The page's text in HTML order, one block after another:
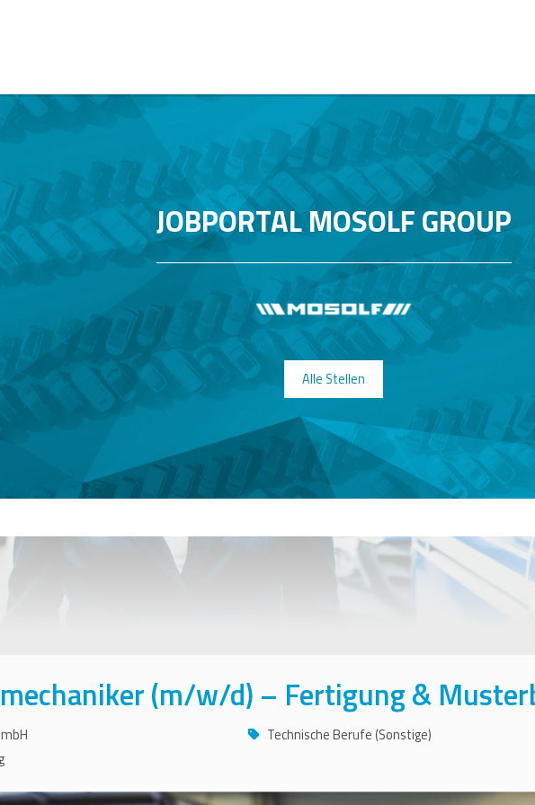
JOBPORTAL MOSOLF GROUP
Alle Stellen
(m/w/d) – Fertigung &
Technische Berufe (Sonstige)